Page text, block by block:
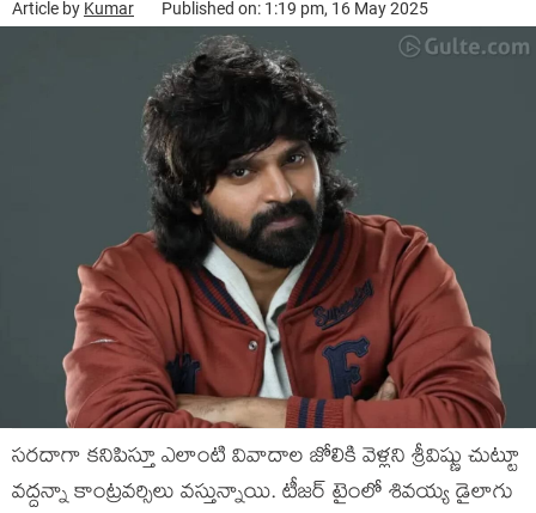
Article by Kumar Published on: 1:19 pm, 16 May 2025
సరదాగా కనిపిస్తూ ఎలాంటి వివాదాల జోలికి వెళ్లని శ్రీవిష్ణు చుట్టూ
వద్దన్నా కాంట్రవర్సిలు వస్తున్నాయి. టీజర్ టైంలో శివయ్య డైలాగు